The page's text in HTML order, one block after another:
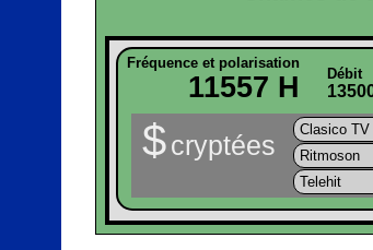
Fréquence et polarisation
11557 H Débit
$cryptées
Clasico TV
Ritmoson
Telehit